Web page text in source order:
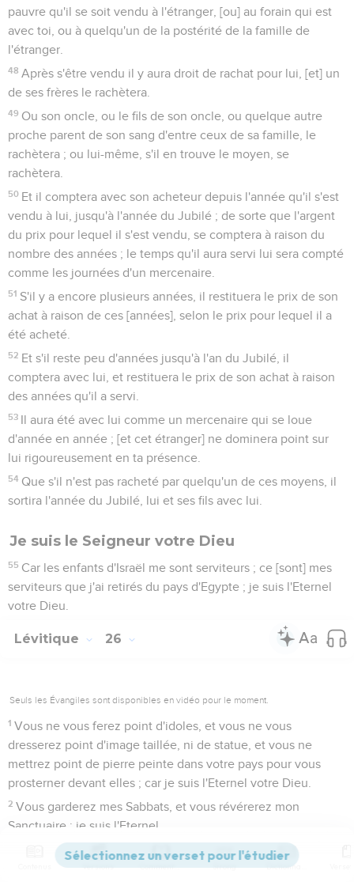
pauvre qu'il se soit vendu à l'étranger, [ou] au forain qui est
avec toi, ou à quelqu'un de la postérité de la famille de
l'étranger.
48 Après s'être vendu il y aura droit de rachat pour lui, [et] un
de ses frères le rachètera.
49 Ou son oncle, ou le fils de son oncle, ou quelque autre
proche parent de son sang d'entre ceux de sa famille, le
rachètera ; ou lui-même, s'il en trouve le moyen, se
rachètera.
50 Et il comptera avec son acheteur depuis l'année qu'il s'est
vendu à lui, jusqu'à l'année du Jubilé ; de sorte que l'argent
du prix pour lequel il s'est vendu, se comptera à raison du
nombre des années ; le temps qu'il aura servi lui sera compté
comme les journées d'un mercenaire.
51 S'il y a encore plusieurs années, il restituera le prix de son
achat à raison de ces [années], selon le prix pour lequel il a
été acheté.
52 Et s'il reste peu d'années jusqu'à l'an du Jubilé, il
comptera avec lui, et restituera le prix de son achat à raison
des années qu'il a servi.
53 Il aura été avec lui comme un mercenaire qui se loue
d'année en année ; [et cet étranger] ne dominera point sur
lui rigoureusement en ta présence.
54 Que s'il n'est pas racheté par quelqu'un de ces moyens, il
sortira l'année du Jubilé, lui et ses fils avec lui.
Je suis le Seigneur votre Dieu
55 Car les enfants d'Israël me sont serviteurs ; ce [sont] mes
serviteurs que j'ai retirés du pays d'Egypte ; je suis l'Eternel
votre Dieu.
Lévitique 26
Seuls les Évangiles sont disponibles en vidéo pour le moment.
1 Vous ne vous ferez point d'idoles, et vous ne vous
dresserez point d'image taillée, ni de statue, et vous ne
mettrez point de pierre peinte dans votre pays pour vous
prosterner devant elles ; car je suis l'Eternel votre Dieu.
2 Vous garderez mes Sabbats, et vous révérerez mon
Sanctuaire ; je suis l'Eternel.
Bénédictions
Versions Commentaires Strong